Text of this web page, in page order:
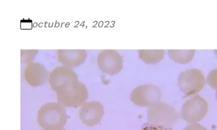
octubre 24, 2023